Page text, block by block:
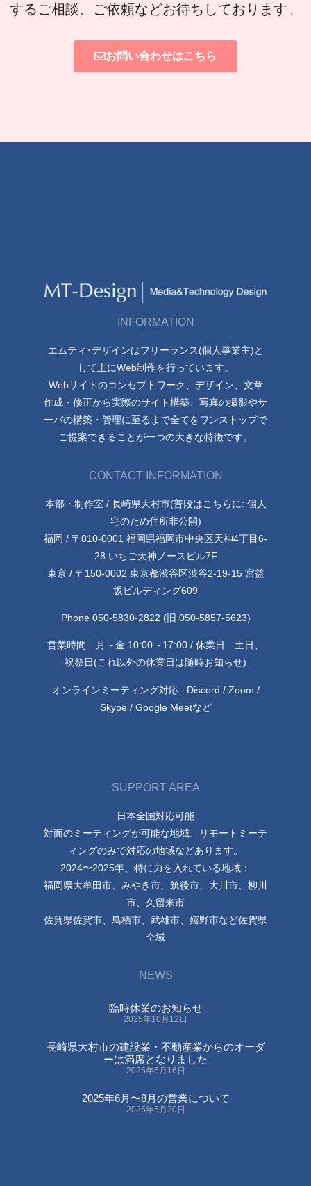
するご相談、ご依頼などお待ちしております。
お問い合わせはこちら
INFORMATION
エムティ･デザインはフリーランス(個人事業主)と
して主にWeb制作を行っています。
Webサイトのコンセプトワーク、デザイン、文章
作成・修正から実際のサイト構築、写真の撮影やサ
ーバの構築・管理に至るまで全てをワンストップで
ご提案できることが一つの大きな特徴です。
CONTACT INFORMATION
本部・制作室 / 長崎県大村市(普段はこちらに: 個人
宅のため住所非公開)
福岡 / 〒810-0001 福岡県福岡市中央区天神4丁目6-
28 いちご天神ノースビル7F
東京 / 〒150-0002 東京都渋谷区渋谷2-19-15 宮益
坂ビルディング609
Phone 050-5830-2822 (旧 050-5857-5623)
営業時間 月～金 10:00～17:00 / 休業日 土日、
祝祭日(これ以外の休業日は随時お知らせ)
オンラインミーティング対応 : Discord / Zoom /
Skype / Google Meetなど
SUPPORT AREA
日本全国対応可能
対面のミーティングが可能な地域、リモートミーテ
ィングのみで対応の地域などあります。
2024〜2025年、特に力を入れている地域：
福岡県大牟田市、みやき市、筑後市、大川市、柳川
市、久留米市
佐賀県佐賀市、鳥栖市、武雄市、嬉野市など佐賀県
全域
NEWS
臨時休業のお知らせ
2025年10月12日
長崎県大村市の建設業・不動産業からのオーダ
ーは満席となりました
2025年6月16日
2025年6月〜8月の営業について
2025年5月20日